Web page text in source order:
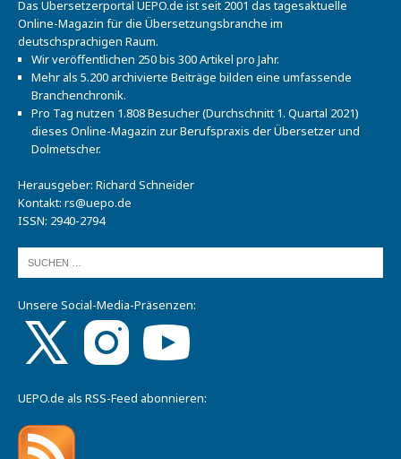
Das Übersetzerportal UEPO.de ist seit 2001 das tagesaktuelle
Online-Magazin für die Übersetzungsbranche im
deutschsprachigen Raum.
Wir veröffentlichen 250 bis 300 Artikel pro Jahr.
Mehr als 5.200 archivierte Beiträge bilden eine umfassende
Branchenchronik.
Pro Tag nutzen 1.808 Besucher (Durchschnitt 1. Quartal 2021)
dieses Online-Magazin zur Berufspraxis der Übersetzer und
Dolmetscher.
Herausgeber: Richard Schneider
Kontakt: rs@uepo.de
ISSN: 2940-2794
Unsere Social-Media-Präsenzen:
UEPO.de als RSS-Feed abonnieren: